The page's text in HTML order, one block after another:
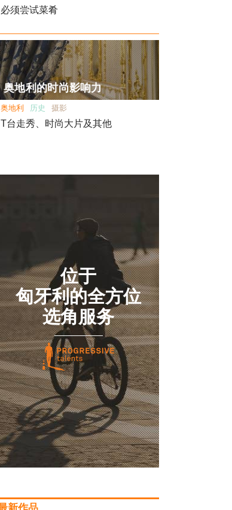
必须尝试菜肴
奥地利的时尚影响力
奥地利 历史 摄影
T台走秀、时尚大片及其他
位于
匈牙利的全方位
选角服务